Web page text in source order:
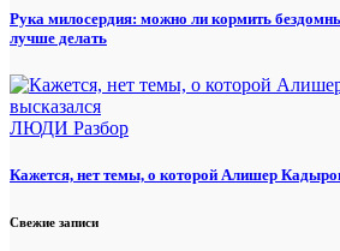
Рука милосердия: можно ли кормить
лучше делать
ЛЮДИ Разбор
Кажется, нет темы, о которой Алишер
Свежие записи